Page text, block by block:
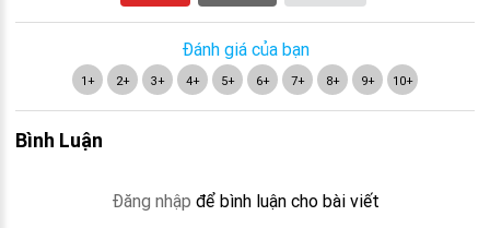
Đánh giá của bạn
1+ 2+ 3+ 4+ 5+ 6+ 7+ 8+ 9+ 10+
Bình Luận
Đăng nhập để bình luận cho bài viết